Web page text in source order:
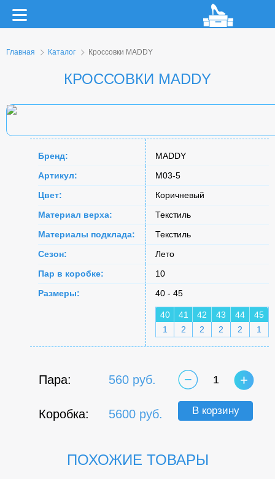
Главная Каталог Кроссовки MADDY
КРОССОВКИ MADDY
Бренд:
MADDY
Артикул:
M03-5
Цвет:
Коричневый
Материал верха:
Текстиль
Материалы подклада:
Текстиль
Сезон:
Лето
Пар в коробке:
10
Размеры:
40 - 45
40 41 42 43 44
45
1
2 2 2 2 1
Пара: 560 руб.
Коробка: 5600 руб.
1
В корзину
ПОХОЖИЕ ТОВАРЫ